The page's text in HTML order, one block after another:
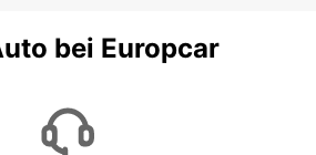
bei Europcar